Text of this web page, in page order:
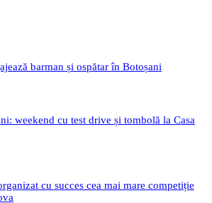
barman și ospătar în Botoșani
weekend cu test drive și tombolă la Casa
cu succes cea mai mare competiție